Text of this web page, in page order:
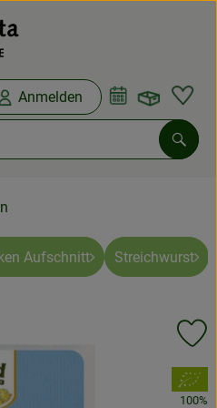
Anmelden
öffnen oder
Aufschnitt Streichwurst
, Verband:
100%